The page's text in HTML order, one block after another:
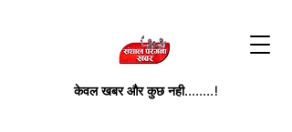
केवल खबर और कुछ नही........!